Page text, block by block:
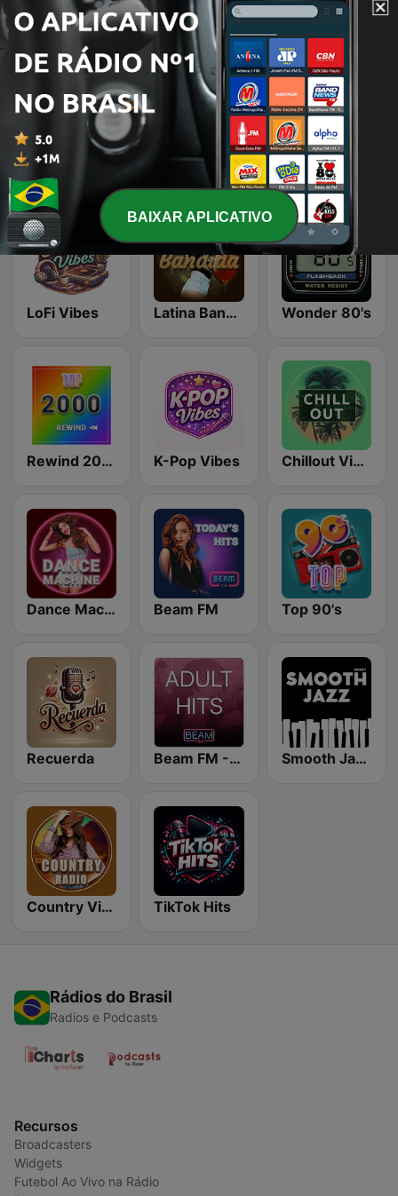
Estações de rádio online que gostamos
80s Pop Vibes Romantic Vibes
LoFi Vibes Latina Bandida! Wonder 80's
Rewind 2000's K-Pop Vibes Chillout Vibes
Dance Machine Beam FM Top 90's
Recuerda Beam FM - Adult Hits Smooth Jazz - Groov
Country Vibes TikTok Hits
Rádios do Brasil
Radios e Podcasts
Recursos
Broadcasters
Widgets
Futebol Ao Vivo na Rádio
BAIXAR APLICATIVO